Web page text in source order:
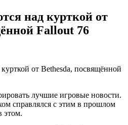
над курткой от
Fallout 76
лучшие игровые новости.
справлялся с этим в прошлом
этом.